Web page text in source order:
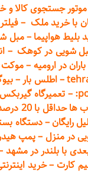
موتور جستجوی کالا
با خرید ملک –
بلیط هواپیما –مبل
شویی در کوهک–
در ارومیه –
–اطلس بار –
– تعمیرگاه
با 20 درصد تخفیف
رایگان–دستگاه
ی در منزل –پمپ
با بلندر در مشهد
کارت–خرید